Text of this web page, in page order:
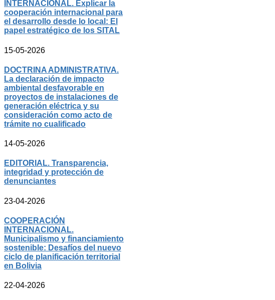
INTERNACIONAL. Explicar la
cooperación internacional para
el desarrollo desde lo local: El
papel estratégico de los SITAL
15-05-2026
DOCTRINA ADMINISTRATIVA.
La declaración de impacto
ambiental desfavorable en
proyectos de instalaciones de
generación eléctrica y su
consideración como acto de
trámite no cualificado
14-05-2026
EDITORIAL. Transparencia,
integridad y protección de
denunciantes
23-04-2026
COOPERACIÓN
INTERNACIONAL.
Municipalismo y financiamiento
sostenible: Desafíos del nuevo
ciclo de planificación territorial
en Bolivia
22-04-2026